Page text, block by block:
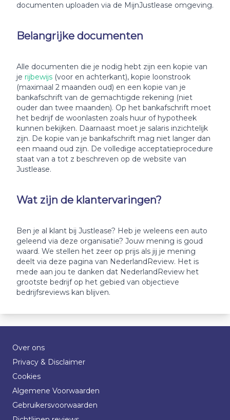
documenten uploaden via de MijnJustlease omgeving.
Belangrijke documenten
Alle documenten die je nodig hebt zijn een kopie van
je rijbewijs (voor en achterkant), kopie loonstrook
(maximaal 2 maanden oud) en een kopie van je
bankafschrift van de gemachtigde rekening (niet
ouder dan twee maanden). Op het bankafschrift moet
het bedrijf de woonlasten zoals huur of hypotheek
kunnen bekijken. Daarnaast moet je salaris inzichtelijk
zijn. De kopie van je bankafschrift mag niet langer dan
een maand oud zijn. De volledige acceptatieprocedure
staat van a tot z beschreven op de website van
Justlease.
Wat zijn de klantervaringen?
Ben je al klant bij Justlease? Heb je weleens een auto
geleend via deze organisatie? Jouw mening is goud
waard. We stellen het zeer op prijs als jij je mening
deelt via deze pagina van NederlandReview. Het is
mede aan jou te danken dat NederlandReview het
grootste bedrijf op het gebied van objectieve
bedrijfsreviews kan blijven.
Over ons
Privacy & Disclaimer
Cookies
Algemene Voorwaarden
Gebruikersvoorwaarden